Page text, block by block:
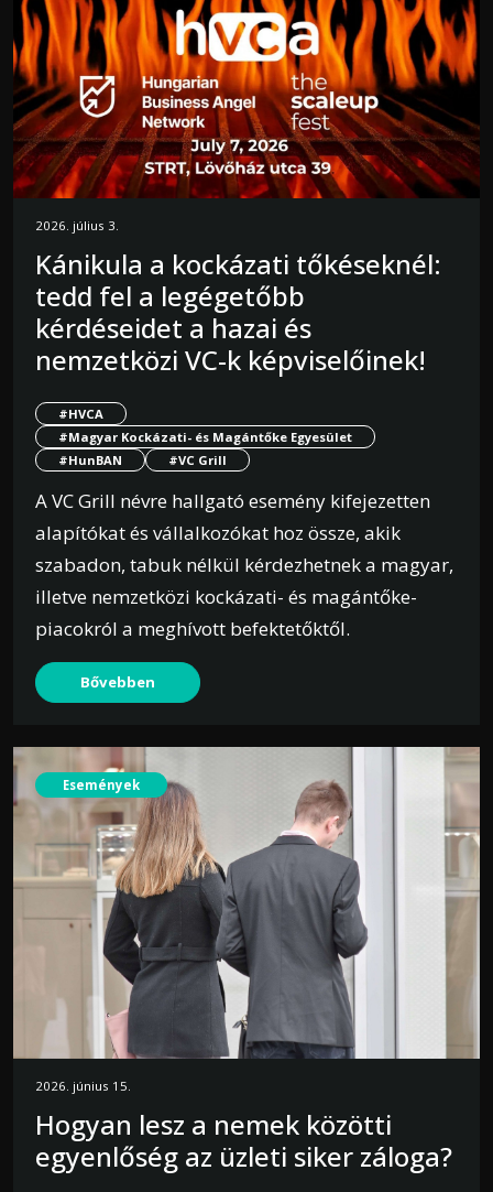
2026. július 3.
Kánikula a kockázati tőkéseknél:
tedd fel a legégetőbb
kérdéseidet a hazai és
nemzetközi VC-k képviselőinek!
#HVCA
#Magyar Kockázati- és Magántőke Egyesület
#HunBAN
#VC Grill
A VC Grill névre hallgató esemény kifejezetten
alapítókat és vállalkozókat hoz össze, akik
szabadon, tabuk nélkül kérdezhetnek a magyar,
illetve nemzetközi kockázati- és magántőke-
piacokról a meghívott befektetőktől.
Bővebben
Események
2026. június 15.
Hogyan lesz a nemek közötti
egyenlőség az üzleti siker záloga?